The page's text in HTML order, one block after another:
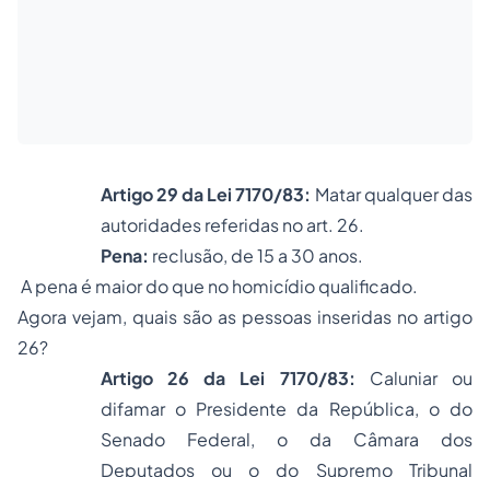
Artigo 29 da Lei 7170/83: Matar qualquer das
autoridades referidas no art. 26.
Pena: reclusão, de 15 a 30 anos.
A pena é maior do que no homicídio qualificado.
Agora vejam, quais são as pessoas inseridas no artigo
26?
Artigo 26 da Lei 7170/83: Caluniar ou
difamar o Presidente da República, o do
Senado Federal, o da Câmara dos
Deputados ou o do Supremo Tribunal